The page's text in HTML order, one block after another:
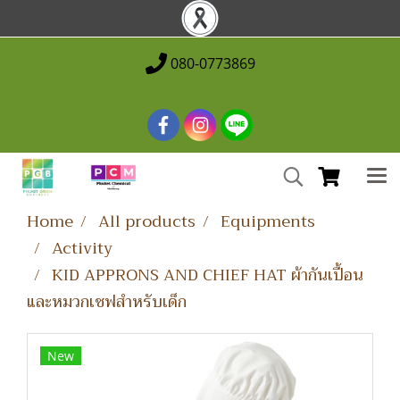
080-0773869
Home All products
Equipments
Activity
KID APPRONS AND CHIEF HAT ผ้ากันเปื้อน
และหมวกเชฟสำหรับเด็ก
New